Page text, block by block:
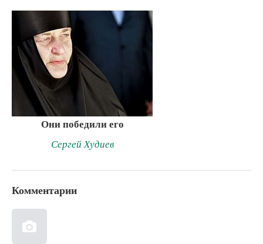
Они победили его
Сергей Худиев
Комментарии